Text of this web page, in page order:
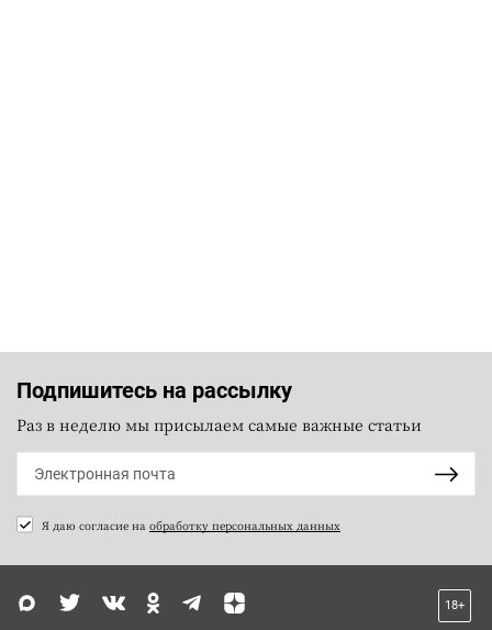
Подпишитесь на рассылку
Раз в неделю мы присылаем самые важные статьи
Я даю согласие на обработку персональных данных
18+